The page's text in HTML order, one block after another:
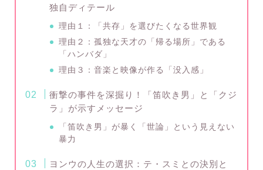
独自ディテール
理由１：「共存」を選びたくなる世界観
理由２：孤独な天才の「帰る場所」である
「ハンバダ」
理由３：音楽と映像が作る「没入感」
衝撃の事件を深掘り！「笛吹き男」と「クジ
ラ」が示すメッセージ
「笛吹き男」が暴く「世論」という見えない
暴力
ヨンウの人生の選択：テ・スミとの決別と